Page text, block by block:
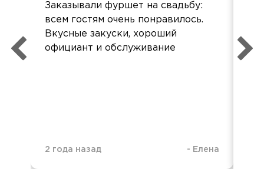
Заказывали фуршет на свадьбу:
всем гостям очень понравилось.
Вкусные закуски, хороший
официант и обслуживание
2 года назад - Елена